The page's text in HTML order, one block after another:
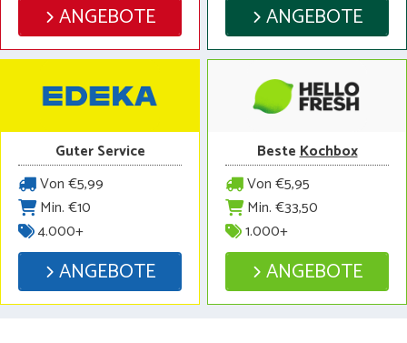
ANGEBOTE ANGEBOTE
Guter Service
Von €5,99
Min. €10
4.000+
ANGEBOTE
BesteKochbox
Von €5,95
Min. €33,50
1.000+
ANGEBOTE